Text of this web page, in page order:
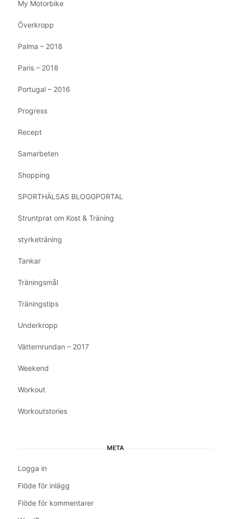
My Motorbike
Överkropp
Palma – 2018
Paris – 2018
Portugal – 2016
Progress
Recept
Samarbeten
Shopping
SPORTHÄLSAS BLOGGPORTAL
Struntprat om Kost & Träning
styrketräning
Tankar
Träningsmål
Träningstips
Underkropp
Vätternrundan – 2017
Weekend
Workout
Workoutstories
META
Logga in
Flöde för inlägg
Flöde för kommentarer